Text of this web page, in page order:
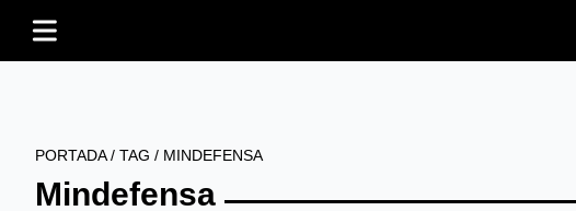
PORTADA/ TAG / MINDEFENSA
Mindefensa